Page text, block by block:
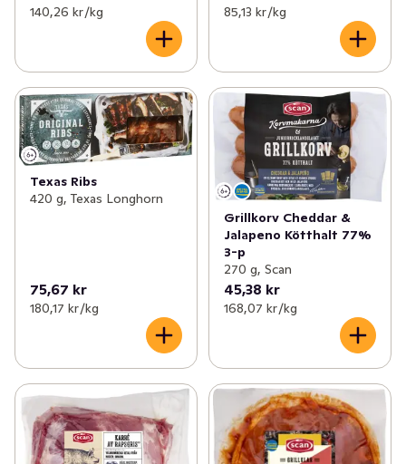
140,26 kr /kg 85,13 kr /kg
Texas Ribs
420 g, Texas Longhorn
75,67 kr
180,17 kr /kg
Grillkorv Cheddar &
Jalapeno Kötthalt 77%
3-p
270 g, Scan
45,38 kr
168,07 kr /kg